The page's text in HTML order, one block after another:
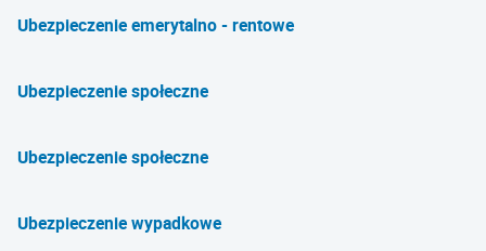
Ubezpieczenie emerytalno - rentowe
Ubezpieczenie społeczne
Ubezpieczenie społeczne
Ubezpieczenie wypadkowe